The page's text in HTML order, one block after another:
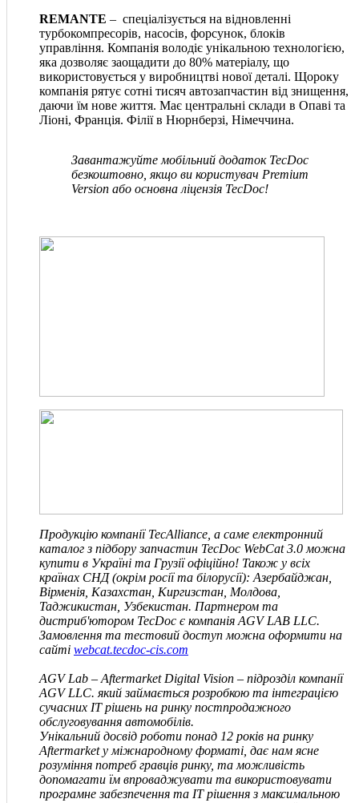
REMANTE – спеціалізується на відновленні
турбокомпресорів, насосів, форсунок, блоків
управління. Компанія володіє унікальною технологією,
яка дозволяє заощадити до 80% матеріалу, що
використовується у виробництві нової деталі. Щороку
компанія рятує сотні тисяч автозапчастин від знищення,
даючи їм нове життя. Має центральні склади в Опаві та
Ліоні, Франція. Філії в Нюрнберзі, Німеччина.
Завантажуйте мобільний додаток TecDoc
безкоштовно, якщо ви користувач Premium
Version або основна ліцензія TecDoc!
Продукцію компанії TecAlliance, а саме електронний
каталог з підбору запчастин TecDoc WebCat 3.0 можна
купити в Україні та Грузії офіційно! Також у всіх
країнах СНД(окрім росії та білорусії): Азербайджан,
Вірменія, Казахстан, Киргизстан, Молдова,
Таджикистан, Узбекистан. Партнером та
дистриб'ютором TecDoc є компанія AGV LAB LLC.
Замовлення та тестовий доступ можна оформити на
сайті webcat.tecdoc-cis.com
AGV Lab – Aftermarket Digital Vision – підрозділ компанії
AGVLLC. який займається розробкою та інтеграцією
сучасних IT рішень на ринку постпродажного
обслуговування автомобілів.
Унікальний досвід роботи понад 12 років на ринку
Aftermarket у міжнародному форматі, дає нам ясне
розуміння потреб гравців ринку, та можливість
допомагати їм впроваджувати та використовувати
програмне забезпечення та IT рішення з максимальною